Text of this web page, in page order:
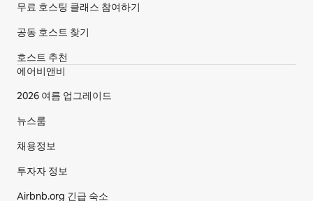
무료 호스팅 클래스 참여하기
공동 호스트 찾기
호스트 추천
에어비앤비
2026 여름 업그레이드
뉴스룸
채용정보
투자자 정보
Airbnb.org 긴급 숙소